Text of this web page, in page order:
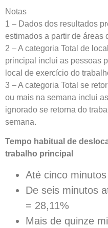
Notas
1 – Dados dos resultados
estimados a partir de áreas
2 – A categoria Total de
principal inclui as pessoas
local de exercício do
3 – A categoria Total se
ou mais na semana inclui
ignorado se retorna do
semana.
Tempo habitual de
trabalho principal
Até cinco
De seis minutos
= 28,11%
Mais de quinze